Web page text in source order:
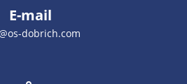
E-mail
dobrich.com